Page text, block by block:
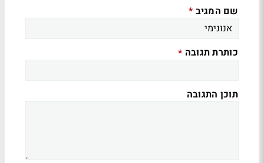
שם המגיב *
כותרת תגובה *
תוכן התגובה